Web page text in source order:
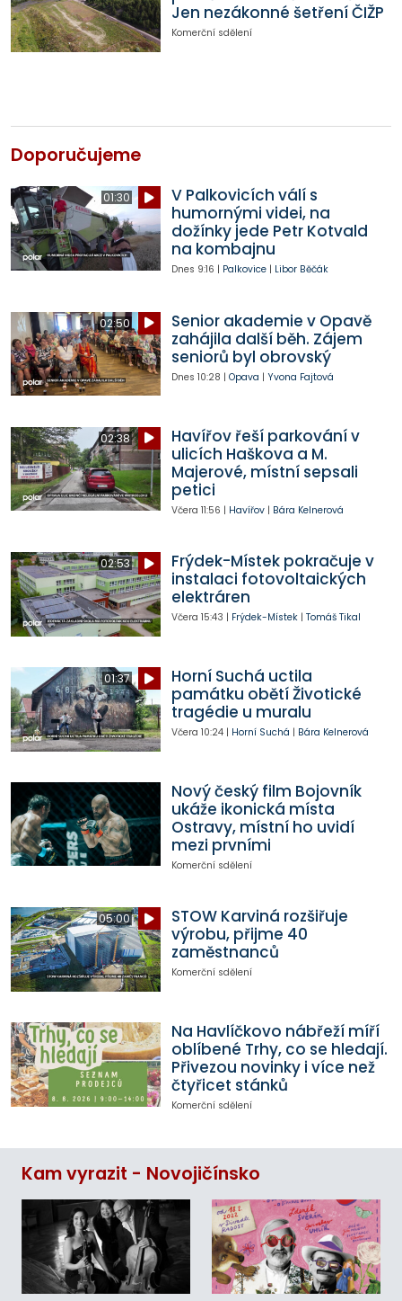
Jen nezákonné šetření ČIŽP
Komerční sdělení
Doporučujeme
01:30
V Palkovicích válí s
humornými videi, na
dožínky jede Petr Kotvald
na kombajnu
Dnes 9:16 | Palkovice| Libor Běčák
02:50
Senior akademie v Opavě
zahájila další běh. Zájem
seniorů byl obrovský
Dnes 10:28 | Opava | Yvona Fajtová
02:38
Havířov řeší parkování v
ulicích Haškova a M.
Majerové, místní sepsali
petici
Včera 11:56 | Havířov| Bára Kelnerová
02:53
Frýdek-Místek pokračuje v
instalaci fotovoltaických
elektráren
Včera 15:43 | Frýdek-Místek| Tomáš Tikal
01:37
Horní Suchá uctila
památku obětí Životické
tragédie u muralu
Včera 10:24| Horní Suchá | Bára Kelnerová
Nový český film Bojovník
ukáže ikonická místa
Ostravy, místní ho uvidí
mezi prvními
Komerční sdělení
05:00
STOW Karviná rozšiřuje
výrobu, přijme 40
zaměstnanců
Komerční sdělení
Na Havlíčkovo nábřeží míří
oblíbené Trhy, co se hledají.
Přivezou novinky i více než
čtyřicet stánků
Komerční sdělení
Kam vyrazit - Novojičínsko